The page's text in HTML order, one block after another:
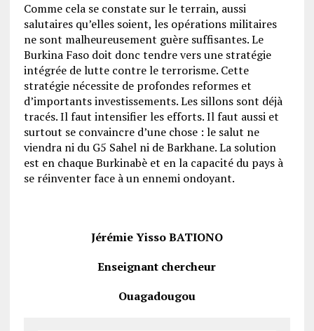
Comme cela se constate sur le terrain, aussi
salutaires qu’elles soient, les opérations militaires
ne sont malheureusement guère suffisantes. Le
Burkina Faso doit donc tendre vers une stratégie
intégrée de lutte contre le terrorisme. Cette
stratégie nécessite de profondes reformes et
d’importants investissements. Les sillons sont déjà
tracés. Il faut intensifier les efforts. Il faut aussi et
surtout se convaincre d’une chose : le salut ne
viendra ni du G5 Sahel ni de Barkhane. La solution
est en chaque Burkinabè et en la capacité du pays à
se réinventer face à un ennemi ondoyant.
Jérémie Yisso BATIONO
Enseignant chercheur
Ouagadougou